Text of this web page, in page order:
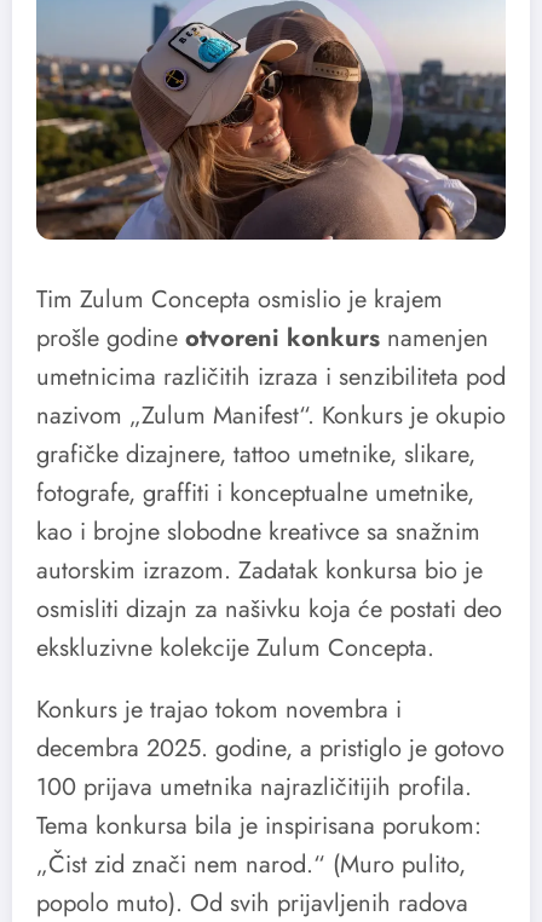
Tim Zulum Concepta osmislio je krajem
prošle godine otvoreni konkurs namenjen
umetnicima različitih izraza i senzibiliteta pod
nazivom „Zulum Manifest“. Konkurs je okupio
grafičke dizajnere, tattoo umetnike, slikare,
fotografe, graffiti i konceptualne umetnike,
kao i brojne slobodne kreativce sa snažnim
autorskim izrazom. Zadatak konkursa bio je
osmisliti dizajn za našivku koja će postati deo
ekskluzivne kolekcije Zulum Concepta.
Konkurs je trajao tokom novembra i
decembra 2025. godine, a pristiglo je gotovo
100 prijava umetnika najrazličitijih profila.
Tema konkursa bila je inspirisana porukom:
„Čist zid znači nem narod.“ (Muro pulito,
popolo muto). Od svih prijavljenih radova